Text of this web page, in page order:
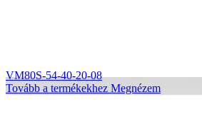
VM80S-54-40-20-08
Tovább a termékekhez Megnézem